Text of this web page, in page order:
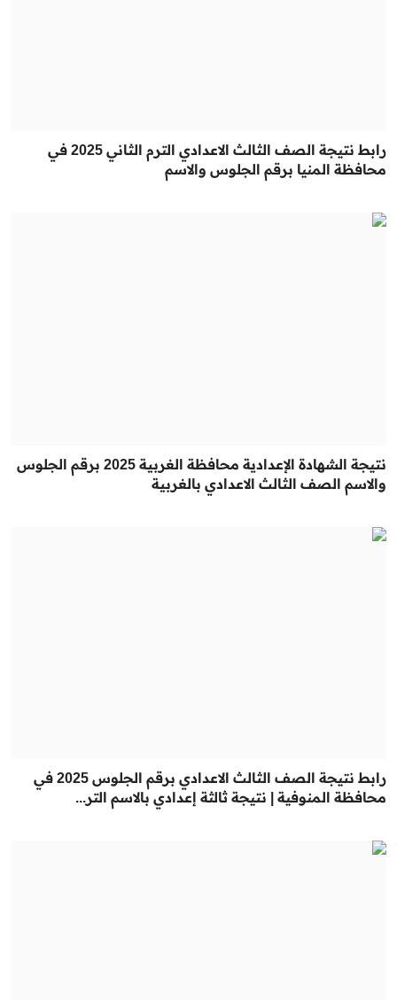
رابط نتيجة الصف الثالث الاعدادي الترم الثاني 2025 في
محافظة المنيا برقم الجلوس والاسم
نتيجة الشهادة الإعدادية محافظة الغربية 2025 برقم الجلوس
والاسم الصف الثالث الاعدادي بالغربية
رابط نتيجة الصف الثالث الاعدادي برقم الجلوس 2025 في
محافظة المنوفية | نتيجة ثالثة إعدادي بالاسم التر...